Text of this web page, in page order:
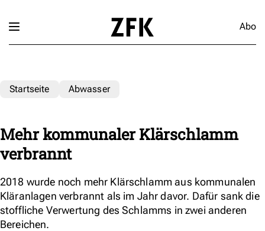
Abo
Startseite Abwasser
Mehr kommunaler Klärschlamm
verbrannt
2018 wurde noch mehr Klärschlamm aus kommunalen
Kläranlagen verbrannt als im Jahr davor. Dafür sank die
stoffliche Verwertung des Schlamms in zwei anderen
Bereichen.